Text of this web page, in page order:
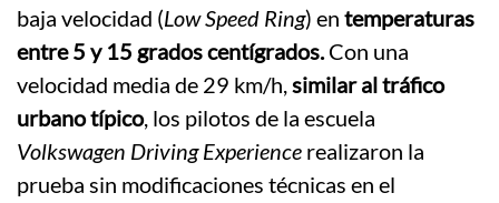
baja velocidad (Low Speed Ring) en temperaturas
entre 5 y 15 grados centígrados.Con una
velocidad media de 29 km/h,similar al tráfico
urbano típico, los pilotos de la escuela
Volkswagen Driving Experience realizaron la
prueba sin modificaciones técnicas en el